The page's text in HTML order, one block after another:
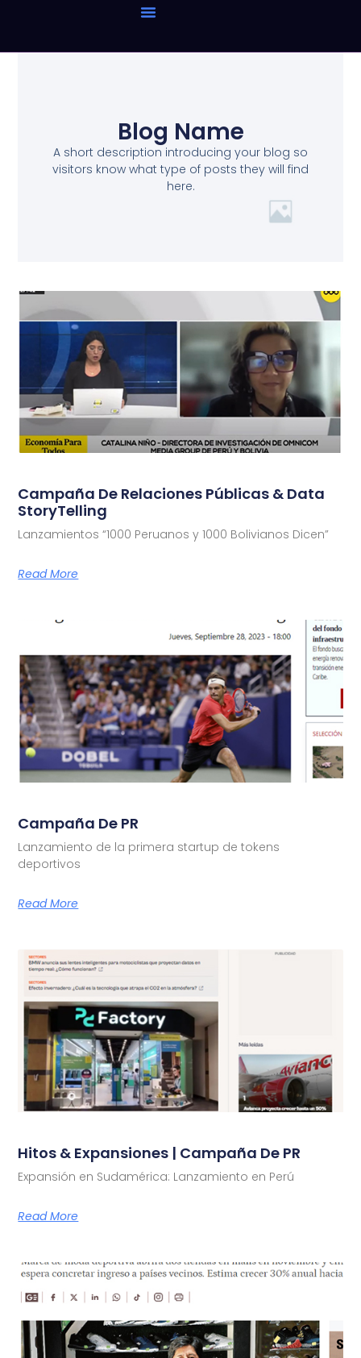
Blog Name
A short description introducing your blog so
visitors know what type of posts they will find
here.
Campaña De Relaciones Públicas & Data
StoryTelling
Lanzamientos “1000 Peruanos y 1000 Bolivianos Dicen”
Read More
Campaña De PR
Lanzamiento de la primera startup de tokens
deportivos
Read More
Hitos & Expansiones | Campaña De PR
Expansión en Sudamérica: Lanzamiento en Perú
Read More